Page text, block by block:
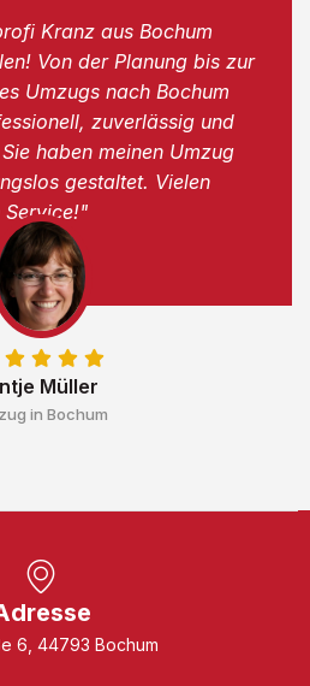
Müller
in Bochum
Kranz aus Bochum
Von der Planung bis zur
Umzugs nach Bochum
zuverlässig und
haben meinen Umzug
gestaltet. Vielen
Service!"
6, 44793 Bochum